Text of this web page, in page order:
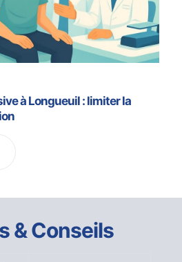
à Longueuil : limiter la
& Conseils